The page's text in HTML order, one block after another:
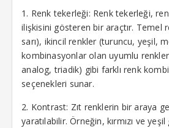
panel
panel
panel
panel
panel
1. Renk tekerleği: Renk tekerleği,
ilişkisini gösteren bir araçtır. Temel
sarı), ikincil renkler (turuncu, yeşil,
kombinasyonlar olan uyumlu
analog, triadik) gibi farklı renk
seçenekleri sunar.
2. Kontrast: Zıt renklerin bir araya
yaratılabilir. Örneğin, kırmızı ve